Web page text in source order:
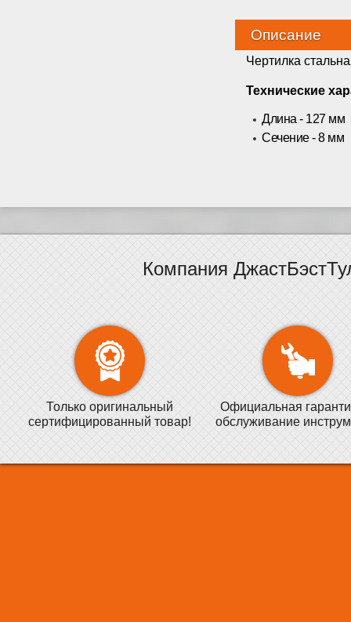
Описание
Чертилка
Технические
Длина - 127 мм
Сечение - 8 мм
Компания
Только оригинальный
сертифицированный товар!
Официальная
обслуживание